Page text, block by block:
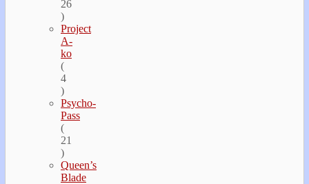
26
)
Project
A-
ko
(
4
)
Psycho-
Pass
(
21
)
Queen’s
Blade